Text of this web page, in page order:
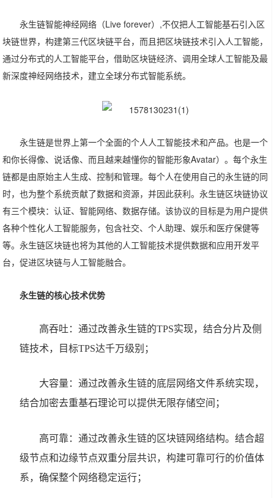
永生链智能神经网络（Live forever）,不仅把人工智能基石引入区
块链世界，构建第三代区块链平台，而且把区块链技术引入人工智能，
通过分布式的人工智能平台，借助区块链经济、调用全球人工智能及最
新深度神经网络技术，建立全球分布式智能系统。
永生链是世界上第一个全面的个人人工智能技术和产品。也是一个
和你长得像、说话像、而且越来越懂你的智能形象Avatar）。每个永生
链都是由原始主人生成、控制和管理。每个人在使用自己的永生链的同
时，也为整个系统贡献了数据和资源，并因此获利。永生链区块链协议
有三个模块：认证、智能网络、数据存储。该协议的目标是为用户提供
各种个性化人工智能服务，包含社交、个人助理、娱乐和医疗保健等
等。永生链区块链也将为其他的人工智能技术提供数据和应用开发平
台，促进区块链与人工智能融合。
永生链的核心技术优势
高吞吐：通过改善永生链的TPS实现，结合分片及侧
链技术，目标TPS达千万级别；
大容量：通过改善永生链的底层网络文件系统实现，
结合加密去重基石理论可以提供无限存储空间；
高可靠：通过改善永生链的区块链网络结构。结合超
级节点和边缘节点双重分层共识，构建可靠可行的价值体
系，确保整个网络稳定运行；